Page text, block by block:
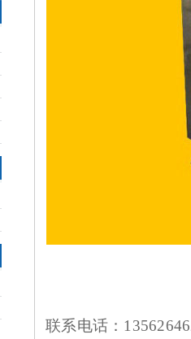
联系电话：